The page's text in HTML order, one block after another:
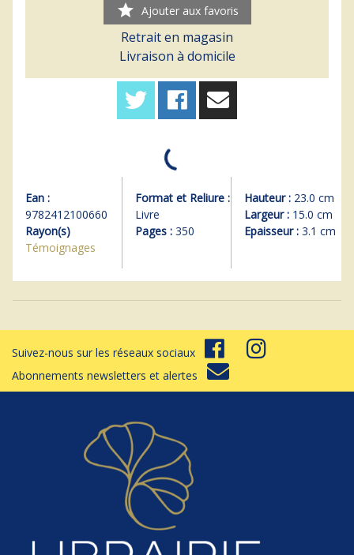
star Ajouter aux favoris
Retrait en magasin
Livraison à domicile
Ean :
9782412100660
Rayon(s)
Témoignages
Format et Reliure :
Livre
Pages :350
Hauteur : 23.0 cm
Largeur : 15.0 cm
Epaisseur : 3.1 cm
Suivez-nous sur les réseaux sociaux
Abonnements newsletters et alertes